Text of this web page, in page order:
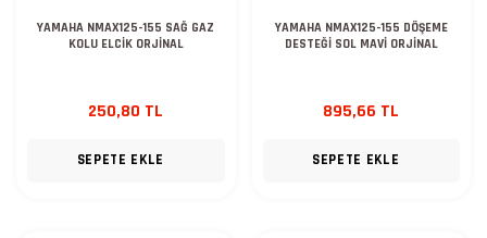
YAMAHA NMAX125-155 SAĞ GAZ
KOLU ELCİK ORJİNAL
250,80 TL
SEPETE EKLE
YAMAHA NMAX125-155 DÖŞEME
DESTEĞİ SOL MAVİ ORJİNAL
895,66 TL
SEPETE EKLE